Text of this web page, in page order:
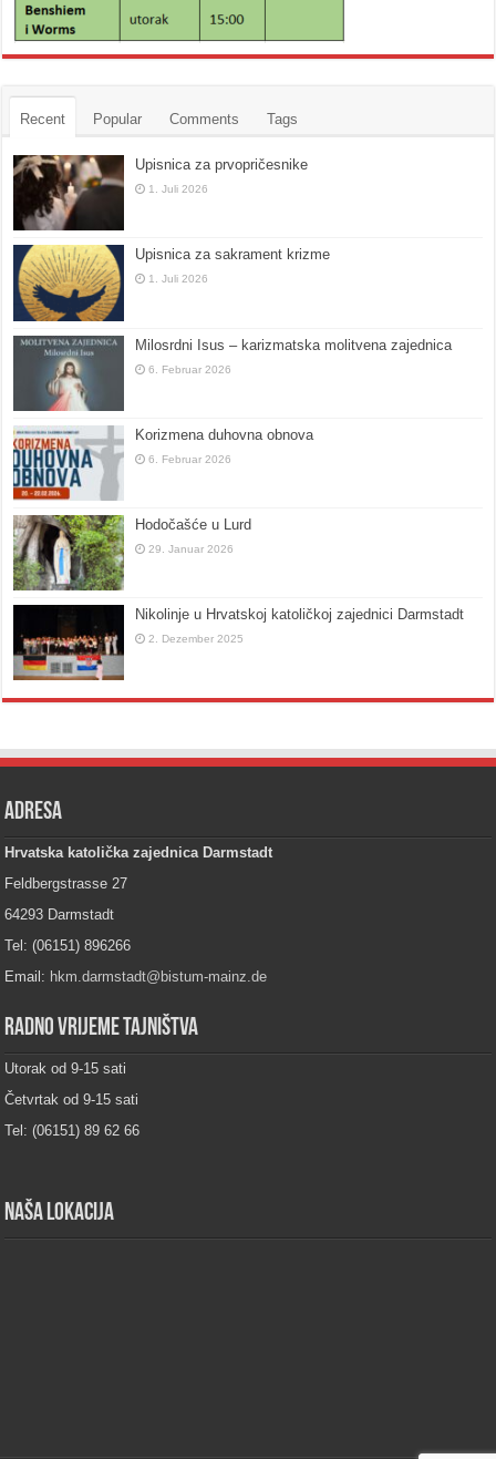
Recent Popular Comments Tags
Upisnica za prvopričesnike
1. Juli 2026
Upisnica za sakrament krizme
1. Juli 2026
Milosrdni Isus – karizmatska molitvena zajednica
6. Februar 2026
Korizmena duhovna obnova
6. Februar 2026
Hodočašće u Lurd
29. Januar 2026
Nikolinje u Hrvatskoj katoličkoj zajednici Darmstadt
2. Dezember 2025
Adresa
Hrvatska katolička zajednica Darmstadt
Feldbergstrasse 27
64293 Darmstadt
Tel: (06151) 896266
Email: hkm.darmstadt@bistum-mainz.de
Radno vrijeme tajništva
Utorak od 9-15 sati
Četvrtak od 9-15 sati
Tel: (06151) 89 62 66
Naša lokacija